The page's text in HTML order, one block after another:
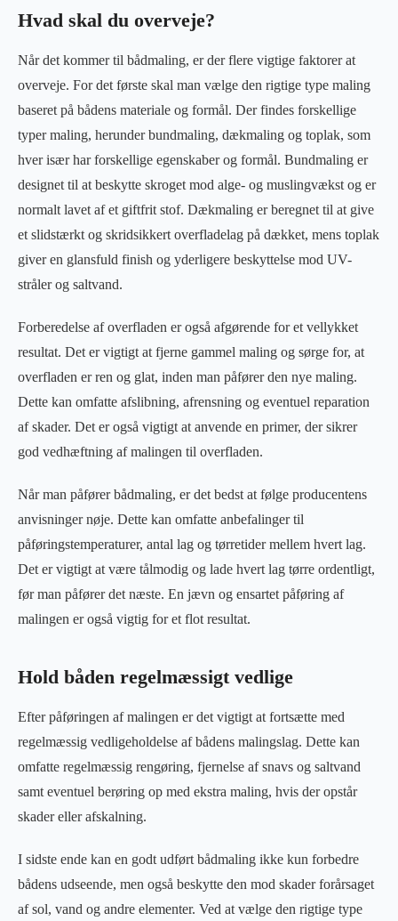
Hvad skal du overveje?
Når det kommer til bådmaling, er der flere vigtige faktorer at
overveje. For det første skal man vælge den rigtige type maling
baseret på bådens materiale og formål. Der findes forskellige
typer maling, herunder bundmaling, dækmaling og toplak, som
hver især har forskellige egenskaber og formål. Bundmaling er
designet til at beskytte skroget mod alge- og muslingvækst og er
normalt lavet af et giftfrit stof. Dækmaling er beregnet til at give
et slidstærkt og skridsikkert overfladelag på dækket, mens toplak
giver en glansfuld finish og yderligere beskyttelse mod UV-
stråler og saltvand.
Forberedelse af overfladen er også afgørende for et vellykket
resultat. Det er vigtigt at fjerne gammel maling og sørge for, at
overfladen er ren og glat, inden man påfører den nye maling.
Dette kan omfatte afslibning, afrensning og eventuel reparation
af skader. Det er også vigtigt at anvende en primer, der sikrer
god vedhæftning af malingen til overfladen.
Når man påfører bådmaling, er det bedst at følge producentens
anvisninger nøje. Dette kan omfatte anbefalinger til
påføringstemperaturer, antal lag og tørretider mellem hvert lag.
Det er vigtigt at være tålmodig og lade hvert lag tørre ordentligt,
før man påfører det næste. En jævn og ensartet påføring af
malingen er også vigtig for et flot resultat.
Hold båden regelmæssigt vedlige
Efter påføringen af malingen er det vigtigt at fortsætte med
regelmæssig vedligeholdelse af bådens malingslag. Dette kan
omfatte regelmæssig rengøring, fjernelse af snavs og saltvand
samt eventuel berøring op med ekstra maling, hvis der opstår
skader eller afskalning.
I sidste ende kan en godt udført bådmaling ikke kun forbedre
bådens udseende, men også beskytte den mod skader forårsaget
af sol, vand og andre elementer. Ved at vælge den rigtige type